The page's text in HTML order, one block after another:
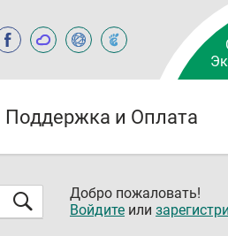
Поддержка и Оплата
Добро пожаловать!
Войдите или